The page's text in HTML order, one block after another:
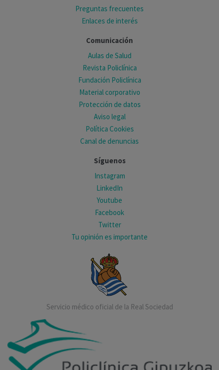
Preguntas frecuentes
Enlaces de interés
Comunicación
Aulas de Salud
Revista Policlínica
Fundación Policlínica
Material corporativo
Protección de datos
Aviso legal
Política Cookies
Canal de denuncias
Síguenos
Instagram
LinkedIn
Youtube
Facebook
Twitter
Tu opinión es importante
Servicio médico oficial de la Real Sociedad